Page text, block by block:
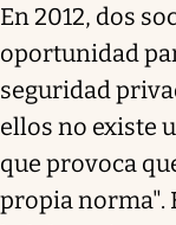
En 2012, dos
oportunidad
seguridad
ellos no existe
que provoca
propia norma".